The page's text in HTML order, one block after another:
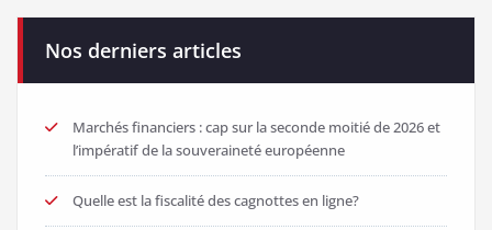
Nos derniers articles
Marchés financiers : cap sur la seconde moitié de 2026 et
l’impératif de la souveraineté européenne
Quelle est la fiscalité des cagnottes en ligne?